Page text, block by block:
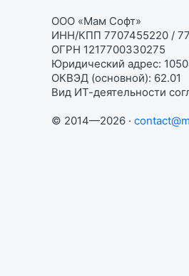
ООО «Мам Софт»
ИНН/КПП 7707455220 /
ОГРН 1217700330275
Юридический адрес:
ОКВЭД (основной): 62.01
Вид ИТ-деятельности
© 2014—2026 ·